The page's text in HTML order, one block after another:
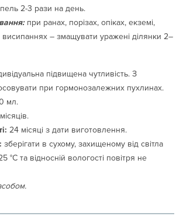
2-3 рази на день.
при ранах, порізах, опіках, екземі,
висипаннях – змащувати уражені ділянки 2–
підвищена чутливість. З
при гормонозалежних пухлинах.
мл.
24 місяці з дати виготовлення.
зберігати в сухому, захищеному від світла
°С та відносній вологості повітря не